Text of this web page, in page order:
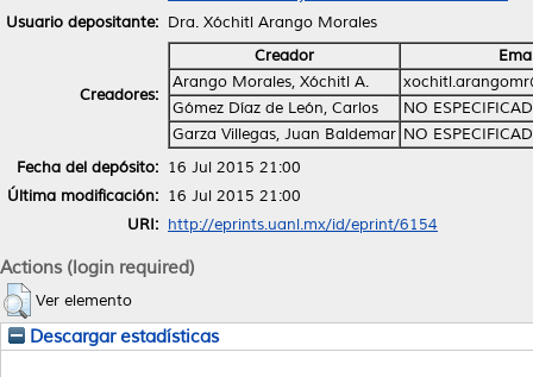
Usuario depositante: Dra. Xóchitl Arango Morales
Creadores:
Creador
Arango Morales, Xóchitl A.
Gómez Díaz de León, Carlos
NO
Garza Villegas, Juan Baldemar NO
Fecha del depósito: 16 Jul 2015 21:00
Última modificación: 16 Jul 2015 21:00
URI: http://eprints.uanl.mx/id/eprint/6154
Actions (login required)
Ver elemento
Descargar estadísticas